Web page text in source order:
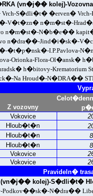
(vn�j�� kolej)-
S�dli�t� �erven� Vrch-
V�t�zn� n�m�st�-
n�m�st�-N�b�e��
n�dra��-Jind�i�sk�-
�t�p�nsk�-I.P.Pavlova-
Orionka-Flora-Ol�ansk�
h�bitovy-Krematorium
Na Hroud�-N�DRA��
Z vozovny
Vokovice
Hloub�t�n
Hloub�t�n
8
Hloub�t�n
8
Vokovice
Vokovice
Pravideln�
(vn�j�� kolej)-S�dli�t�
Podkov��sk�-N�dra��